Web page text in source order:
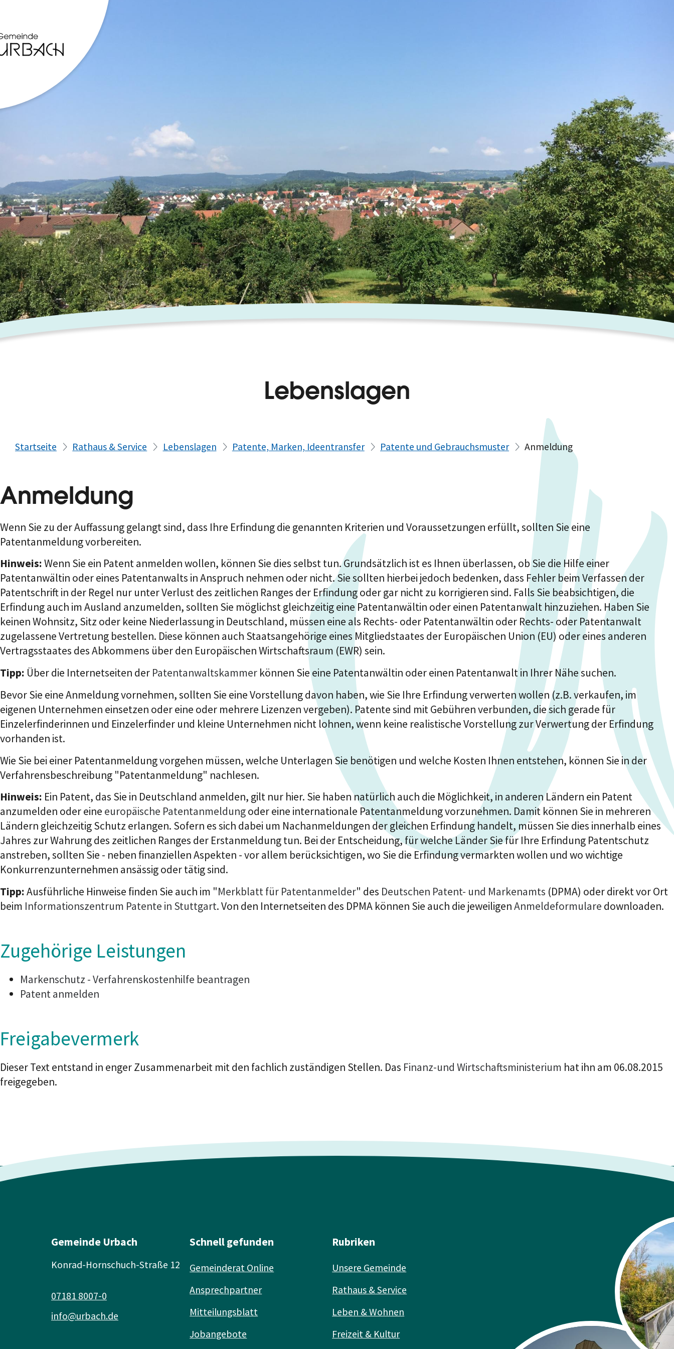
Lebenslagen
Startseite Rathaus & Service Lebenslagen Patente, Marken, Ideentransfer Patente und Gebrauchsmuster Anmeldung
Anmeldung
Wenn Sie zu der Auffassung gelangt sind, dass Ihre Erfindung die genannten Kriterien und Voraussetzungen erfüllt, sollten Sie eine
Patentanmeldung vorbereiten.
Hinweis:Wenn Sie ein Patent anmelden wollen, können Sie dies selbst tun. Grundsätzlich ist es Ihnen überlassen, ob Sie die Hilfe einer
Patentanwältin oder eines Patentanwalts in Anspruch nehmen oder nicht. Sie sollten hierbei jedoch bedenken, dass Fehler beim Verfassen der
Patentschrift in der Regel nur unter Verlust des zeitlichen Ranges der Erfindung oder gar nicht zu korrigieren sind. Falls Sie beabsichtigen, die
Erfindung auch im Ausland anzumelden, sollten Sie möglichst gleichzeitig eine Patentanwältin oder einen Patentanwalt hinzuziehen. Haben Sie
keinen Wohnsitz, Sitz oder keine Niederlassung in Deutschland, müssen eine als Rechts- oder Patentanwältin oder Rechts- oder Patentanwalt
zugelassene Vertretung bestellen. Diese können auch Staatsangehörige eines Mitgliedstaates der Europäischen Union (EU) oder eines anderen
Vertragsstaates des Abkommens über den Europäischen Wirtschaftsraum (EWR) sein.
Tipp: Über die Internetseiten der Patentanwaltskammer können Sie eine Patentanwältin oder einen Patentanwalt in Ihrer Nähe suchen.
Bevor Sie eine Anmeldung vornehmen, sollten Sie eine Vorstellung davon haben, wie Sie Ihre Erfindung verwerten wollen (z.B. verkaufen, im
eigenen Unternehmen einsetzen oder eine oder mehrere Lizenzen vergeben). Patente sind mit Gebühren verbunden, die sich gerade für
Einzelerfinderinnen und Einzelerfinder und kleine Unternehmen nicht lohnen, wenn keine realistische Vorstellung zur Verwertung der Erfindung
vorhanden ist.
Wie Sie bei einer Patentanmeldung vorgehen müssen, welche Unterlagen Sie benötigen und welche Kosten Ihnen entstehen, können Sie in der
Verfahrensbeschreibung "Patentanmeldung" nachlesen.
Hinweis: Ein Patent, das Sie in Deutschland anmelden, gilt nur hier. Sie haben natürlich auch die Möglichkeit, in anderen Ländern ein Patent
anzumelden oder eine europäische Patentanmeldungoder eine internationale Patentanmeldung vorzunehmen. Damit können Sie in mehreren
Ländern gleichzeitig Schutz erlangen. Sofern es sich dabei um Nachanmeldungen der gleichen Erfindung handelt, müssen Sie dies innerhalb eines
Jahres zur Wahrung des zeitlichen Ranges der Erstanmeldung tun. Bei der Entscheidung, für welche Länder Sie für Ihre Erfindung Patentschutz
anstreben, sollten Sie - neben finanziellen Aspekten - vor allem berücksichtigen, wo Sie die Erfindung vermarkten wollen und wo wichtige
Konkurrenzunternehmen ansässig oder tätig sind.
Tipp:Ausführliche Hinweise finden Sie auch im "Merkblatt für Patentanmelder" des Deutschen Patent- und Markenamts (DPMA) oder direkt vor Ort
beim Informationszentrum Patente in Stuttgart. Von den Internetseiten des DPMA können Sie auch die jeweiligenAnmeldeformulare downloaden.
Zugehörige Leistungen
Markenschutz - Verfahrenskostenhilfe beantragen
Patent anmelden
Freigabevermerk
Dieser Text entstand in enger Zusammenarbeit mit den fachlich zuständigen Stellen. Das Finanz-und Wirtschaftsministerium hat ihn am 06.08.2015
freigegeben.
Gemeinde Urbach
Konrad-Hornschuch-Straße 12
info@urbach.de
07181 8007-0
Schnell gefunden
Gemeinderat Online
Ansprechpartner
Mitteilungsblatt
Jobangebote
Rubriken
Unsere Gemeinde
Rathaus & Service
Leben & Wohnen
Freizeit & Kultur